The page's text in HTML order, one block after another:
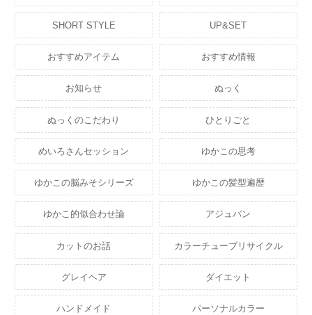
SHORT STYLE UP&SET
おすすめアイテム おすすめ情報
お知らせ ぬっく
ぬっくのこだわり ひとりごと
めいろさんセッション ゆかこの思考
ゆかこの脳みそシリーズ ゆかこの髪型遍歴
ゆかこ的似合わせ論 アジュバン
カットのお話 カラーチューブリサイクル
グレイヘア ダイエット
ハンドメイド パーソナルカラー